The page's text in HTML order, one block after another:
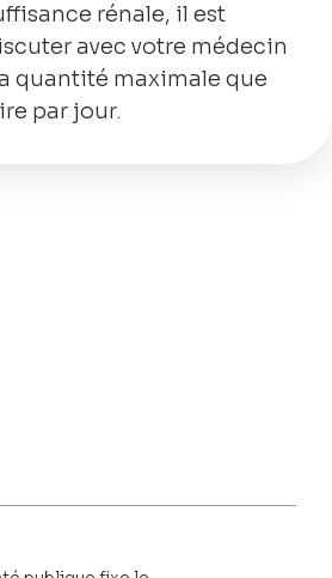
rénale, il est
avec votre médecin
quantité maximale que
par jour.